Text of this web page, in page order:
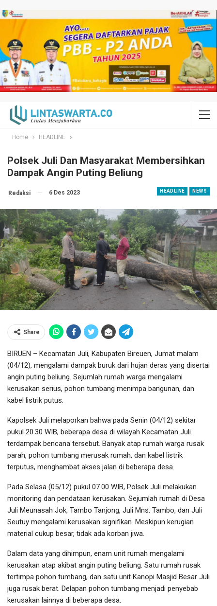
Home HEADLINE
Polsek Juli Dan Masyarakat Membersihkan
Dampak Angin Puting Beliung
HEADLINE NEWS
Redaksi 6 Des 2023
Share
BIRUEN – Kecamatan Juli, Kabupaten Bireuen, Jumat malam
(04/12), mengalami dampak buruk dari hujan deras yang disertai
angin puting beliung. Sejumlah rumah warga mengalami
kerusakan serius, pohon tumbang menimpa bangunan, dan
kabel listrik putus.
Kapolsek Juli melaporkan bahwa pada Senin (04/12) sekitar
pukul 20.30 WIB, beberapa desa di wilayah Kecamatan Juli
terdampak bencana tersebut. Banyak atap rumah warga rusak
parah, pohon tumbang merusak rumah, dan kabel listrik
terputus, menghambat akses jalan di beberapa desa.
Pada Selasa (05/12) pukul 07.00 WIB, Polsek Juli melakukan
monitoring dan pendataan kerusakan. Sejumlah rumah di Desa
Juli Meunasah Jok, Tambo Tanjong, Juli Mns. Tambo, dan Juli
Seutuy mengalami kerusakan signifikan. Meskipun kerugian
material cukup besar, tidak ada korban jiwa.
Dalam data yang dihimpun, enam unit rumah mengalami
kerusakan atap akibat angin puting beliung. Satu rumah rusak
tertimpa pohon tumbang, dan satu unit Kanopi Masjid Besar Juli
juga rusak berat. Delapan pohon tumbang menjadi penyebab
kerusakan lainnya di beberapa desa.